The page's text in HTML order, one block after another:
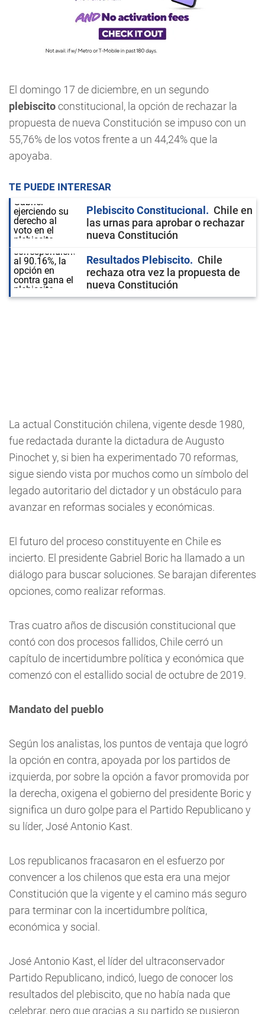
El domingo 17 de diciembre, en un segundo
plebiscitoconstitucional, la opción de rechazar la
propuesta de nueva Constitución se impuso con un
55,76% de los votos frente a un 44,24% que la
apoyaba.
TE PUEDE INTERESAR
Plebiscito Constitucional
Chile en
las urnas para aprobar o rechazar
nueva Constitución
Resultados Plebiscito
Chile
rechaza otra vez la propuesta de
nueva Constitución
La actual Constitución chilena, vigente desde 1980,
fue redactada durante la dictadura de Augusto
Pinochet y, si bien ha experimentado 70 reformas,
sigue siendo vista por muchos como un símbolo del
legado autoritario del dictador y un obstáculo para
avanzar en reformas sociales y económicas.
El futuro del proceso constituyente en Chile es
incierto. El presidente Gabriel Boric ha llamado a un
diálogo para buscar soluciones. Se barajan diferentes
opciones, como realizar reformas.
Tras cuatro años de discusión constitucional que
contó con dos procesos fallidos, Chile cerró un
capítulo de incertidumbre política y económica que
comenzó con el estallido social de octubre de 2019.
Mandato del pueblo
Según los analistas, los puntos de ventaja que logró
la opción en contra, apoyada por los partidos de
izquierda, por sobre la opción a favor promovida por
la derecha, oxigena el gobierno del presidente Boric y
significa un duro golpe para el Partido Republicano y
su líder, José Antonio Kast.
Los republicanos fracasaron en el esfuerzo por
convencer a los chilenos que esta era una mejor
Constitución que la vigente y el camino más seguro
para terminar con la incertidumbre política,
económica y social.
José Antonio Kast, el líder del ultraconservador
Partido Republicano, indicó, luego de conocer los
resultados del plebiscito, que no había nada que
celebrar, pero que gracias a su partido se pusieron